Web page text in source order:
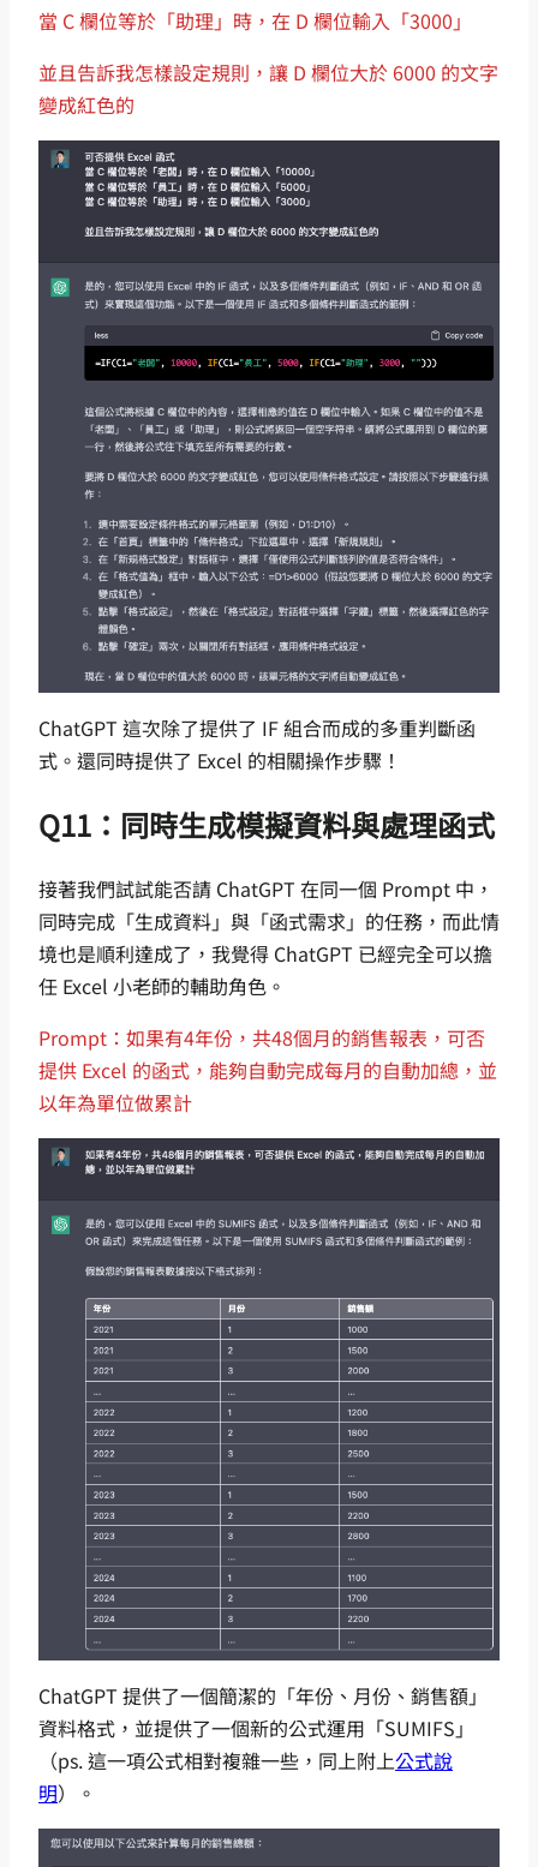
當 C 欄位等於「助理」時，在 D 欄位輸入「3000」
並且告訴我怎樣設定規則，讓 D 欄位大於 6000 的文字
變成紅色的
ChatGPT 這次除了提供了 IF 組合而成的多重判斷函
式。還同時提供了 Excel 的相關操作步驟！
Q11：同時生成模擬資料與處理函式
接著我們試試能否請 ChatGPT 在同一個 Prompt 中，
同時完成「生成資料」與「函式需求」的任務，而此情
境也是順利達成了，我覺得 ChatGPT 已經完全可以擔
任 Excel 小老師的輔助角色。
Prompt：如果有4年份，共48個月的銷售報表，可否
提供 Excel 的函式，能夠自動完成每月的自動加總，並
以年為單位做累計
ChatGPT 提供了一個簡潔的「年份、月份、銷售額」
資料格式，並提供了一個新的公式運用「SUMIFS」
（ps. 這一項公式相對複雜一些，同上附上公式說
明）。